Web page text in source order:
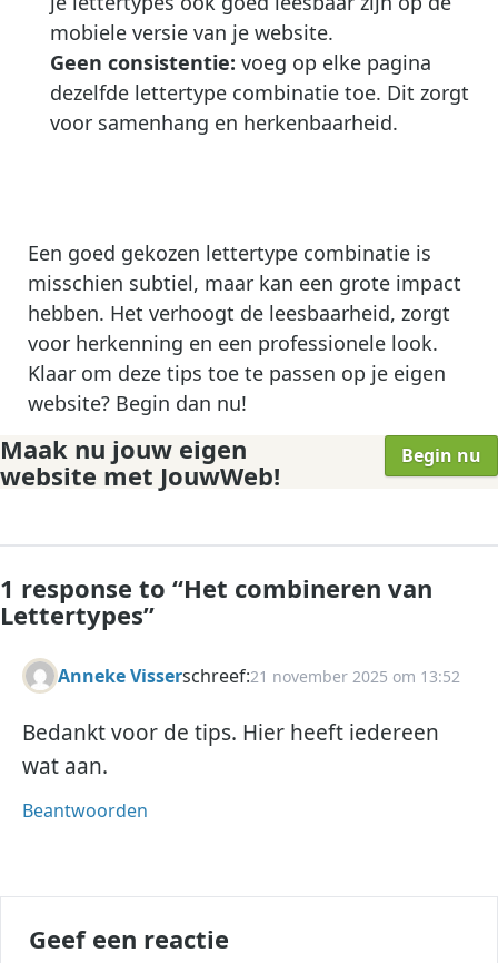
mobiele versie van je website.
Geen consistentie: voeg op elke pagina
dezelfde lettertype combinatie toe. Dit zorgt
voor samenhang en herkenbaarheid.
Een goed gekozen lettertype combinatie is
misschien subtiel, maar kan een grote impact
hebben. Het verhoogt de leesbaarheid, zorgt
voor herkenning en een professionele look.
Klaar om deze tips toe te passen op je eigen
website? Begin dan nu!
Maak nu jouw eigen
website met JouwWeb!
Begin nu
1 response to “Het combineren van
Lettertypes”
Anneke Visserschreef:21 november 2025 om 13:52
Bedankt voor de tips. Hier heeft iedereen
wat aan.
Beantwoorden
Geef een reactie